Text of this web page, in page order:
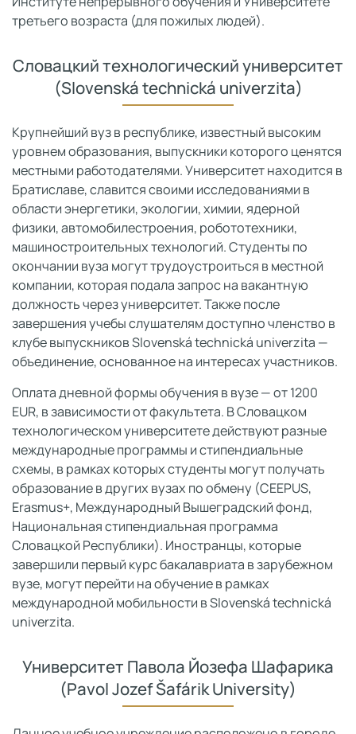
третьего возраста (для пожилых людей).
Словацкий технологический университет
(Slovenská technická univerzita)
Крупнейший вуз в республике, известный высоким
уровнем образования, выпускники которого ценятся
местными работодателями. Университет находится в
Братиславе, славится своими исследованиями в
области энергетики, экологии, химии, ядерной
физики, автомобилестроения, робототехники,
машиностроительных технологий. Студенты по
окончании вуза могут трудоустроиться в местной
компании, которая подала запрос на вакантную
должность через университет. Также после
завершения учебы слушателям доступно членство в
клубе выпускников Slovenská technická univerzita —
объединение, основанное на интересах участников.
Оплата дневной формы обучения в вузе — от 1200
EUR, в зависимости от факультета. В Словацком
технологическом университете действуют разные
международные программы и стипендиальные
схемы, в рамках которых студенты могут получать
образование в других вузах по обмену (CEEPUS,
Erasmus+, Международный Вышеградский фонд,
Национальная стипендиальная программа
Словацкой Республики). Иностранцы, которые
завершили первый курс бакалавриата в зарубежном
вузе, могут перейти на обучение в рамках
международной мобильности в Slovenská technická
univerzita.
Университет Павола Йозефа Шафарика
(Pavol Jozef Šafárik University)